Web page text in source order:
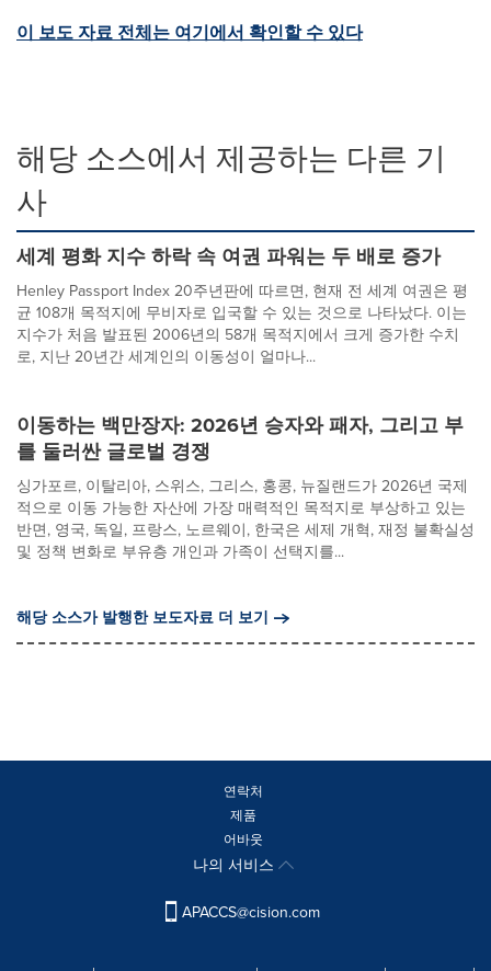
이 보도 자료 전체는 여기에서 확인할 수 있다
해당 소스에서 제공하는 다른 기
사
세계 평화 지수 하락 속 여권 파워는 두 배로 증가
Henley Passport Index 20주년판에 따르면, 현재 전 세계 여권은 평
균 108개 목적지에 무비자로 입국할 수 있는 것으로 나타났다. 이는
지수가 처음 발표된 2006년의 58개 목적지에서 크게 증가한 수치
로, 지난 20년간 세계인의 이동성이 얼마나...
이동하는 백만장자: 2026년 승자와 패자, 그리고 부
를 둘러싼 글로벌 경쟁
싱가포르, 이탈리아, 스위스, 그리스, 홍콩, 뉴질랜드가 2026년 국제
적으로 이동 가능한 자산에 가장 매력적인 목적지로 부상하고 있는
반면, 영국, 독일, 프랑스, 노르웨이, 한국은 세제 개혁, 재정 불확실성
및 정책 변화로 부유층 개인과 가족이 선택지를...
해당 소스가 발행한 보도자료 더 보기
연락처
제품
어바웃
나의 서비스
APACCS@cision.com